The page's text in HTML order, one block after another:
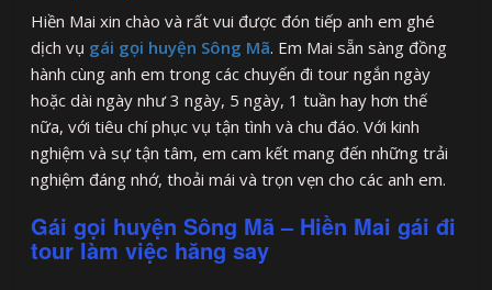
Hiền Mai xin chào và rất vui được đón tiếp anh em ghé
dịch vụ gái gọi huyện Sông Mã. Em Mai sẵn sàng đồng
hành cùng anh em trong các chuyến đi tour ngắn ngày
hoặc dài ngày như 3 ngày, 5 ngày, 1 tuần hay hơn thế
nữa, với tiêu chí phục vụ tận tình và chu đáo. Với kinh
nghiệm và sự tận tâm, em cam kết mang đến những trải
nghiệm đáng nhớ, thoải mái và trọn vẹn cho các anh em.
Gái gọi huyện Sông Mã – Hiền Mai gái đi
tour làm việc hăng say